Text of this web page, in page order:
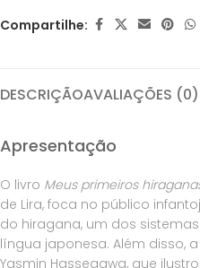
Compartilhe:
DESCRIÇÃOAVALIAÇÕES (0)
Apresentação
O livro Meus primeiros
de Lira, foca no público
do hiragana, um dos
língua japonesa. Além disso,
Yasmin Hassegawa, que